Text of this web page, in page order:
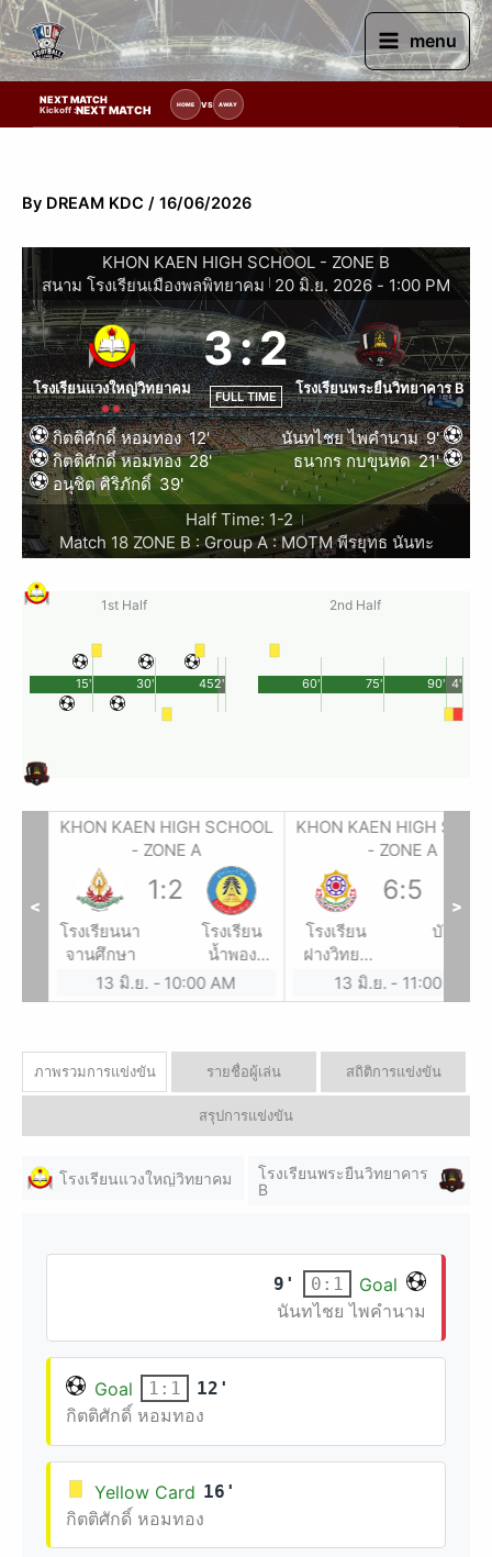
Skip
to
content
menu
NEXT MATCH
Kickoff :NEXT MATCH HOME VS AWAY
การแข่งขัน | รอระบุวันแข่งขัน | รอข้อมูลทีมแข่งขัน
By DREAM KDC / 16/06/2026
KHON KAEN HIGH SCHOOL - ZONE B
สนาม โรงเรียนเมืองพลพิทยาคม 20 มิ.ย. 2026 - 1:00 PM
โรงเรียนแวงใหญ่วิทยาคม
3:2
FULL TIME
โรงเรียนพระยืนวิทยาคาร B
กิตติศักดิ์ หอมทอง 12'
กิตติศักดิ์ หอมทอง 28'
อนุชิต ศิริภักดิ์ 39'
นันทไชย ไพคำนาม 9'
ธนากร กบขุนทด 21'
Half Time: 1-2
Match 18 ZONE B : Group A : MOTM พีรยุทธ นันทะ
1st Half
45'
15' 30' 2'
2nd Half
90'
60' 75' 4'
KHON KAEN HIGH SCHOOL
- ZONE A
โรงเรียนนา
จานศึกษา
1:2
โรงเรียน
น้ำพอง
ศึกษา
13 มิ.ย. - 10:00 AM
KHON KAEN HIGH
- ZONE A
โรงเรียน
ฝางวิทยา
ยน
6:5
บัวใหญ่
13 มิ.ย. - 11:00 AM
< >
ภาพรวมการแข่งขัน รายชื่อผู้เล่น สถิติการแข่งขัน
สรุปการแข่งขัน
โรงเรียนแวงใหญ่วิทยาคม
โรงเรียนพระยืนวิทยาคาร
B
9' 0:1
Goal
นันทไชย ไพคำนาม
Goal 1:1 12'
กิตติศักดิ์ หอมทอง
Yellow Card 16'
กิตติศักดิ์ หอมทอง